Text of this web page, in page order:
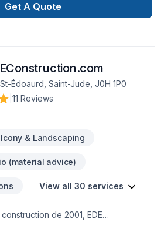
les plus ambitieux. Nous privilégions
et l'efficacité pour bâtir des
vos besoins et vos aspirations.
Get A Quote
St-Édoaurd, Saint-Jude, J0H 1P0
11 Reviews
& Landscaping
(material advice)
View all 30 services
de 2001, EDE